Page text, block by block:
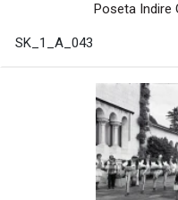
Poseta Indire
SK_1_A_043